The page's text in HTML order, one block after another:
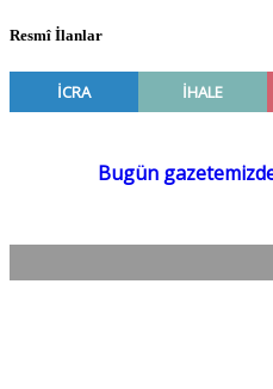
Resmî İlanlar